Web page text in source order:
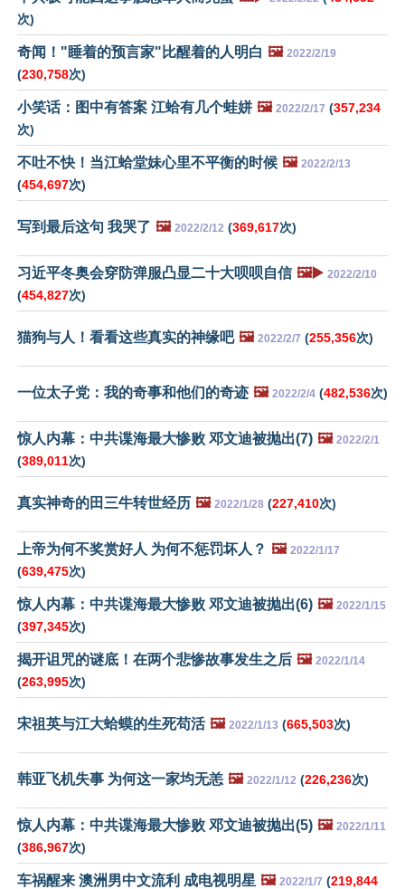
次)
奇闻！"睡着的预言家"比醒着的人明白 🖼️ 2022/2/19
(230,758次)
小笑话：图中有答案 江蛤有几个蛙姘 🖼️ 2022/2/17 (357,234
次)
不吐不快！当江蛤堂妹心里不平衡的时候 🖼️ 2022/2/13
(454,697次)
写到最后这句 我哭了 🖼️ 2022/2/12 (369,617次)
习近平冬奥会穿防弹服凸显二十大呗呗自信 🖼️▶️ 2022/2/10
(454,827次)
猫狗与人！看看这些真实的神缘吧 🖼️ 2022/2/7 (255,356次)
一位太子党：我的奇事和他们的奇迹 🖼️ 2022/2/4 (482,536次)
惊人内幕：中共谍海最大惨败 邓文迪被抛出(7) 🖼️ 2022/2/1
(389,011次)
真实神奇的田三牛转世经历 🖼️ 2022/1/28 (227,410次)
上帝为何不奖赏好人 为何不惩罚坏人？ 🖼️ 2022/1/17
(639,475次)
惊人内幕：中共谍海最大惨败 邓文迪被抛出(6) 🖼️ 2022/1/15
(397,345次)
揭开诅咒的谜底！在两个悲惨故事发生之后 🖼️ 2022/1/14
(263,995次)
宋祖英与江大蛤蟆的生死苟活 🖼️ 2022/1/13 (665,503次)
韩亚飞机失事 为何这一家均无恙 🖼️ 2022/1/12 (226,236次)
惊人内幕：中共谍海最大惨败 邓文迪被抛出(5) 🖼️ 2022/1/11
(386,967次)
车祸醒来 澳洲男中文流利 成电视明星 🖼️ 2022/1/7 (219,844